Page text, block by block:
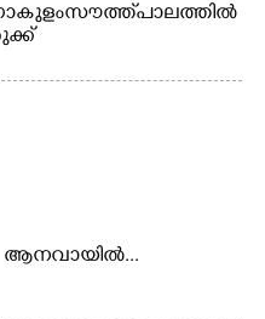
സൗത്ത് പാലത്തിൽ
ആനവായിൽ...